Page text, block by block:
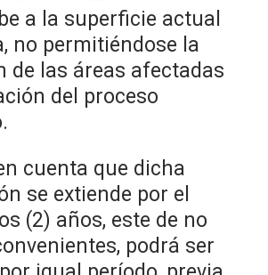
a la superficie actual
no permitiéndose la
de las áreas afectadas
del proceso
cuenta que dicha
se extiende por el
(2) años, este de no
podrá ser